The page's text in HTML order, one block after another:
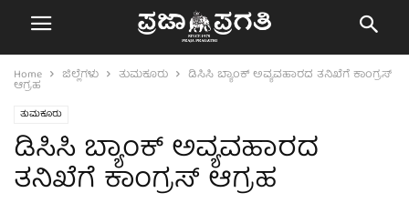
Home ಜಿಲ್ಲೆಗಳು ತುಮಕೂರು ಡಿಸಿಸಿ ಬ್ಯಾಂಕ್ ಅವ್ಯವಹಾರದ ತನಿಖೆಗೆ ಕಾಂಗ್ರಸ್
ಆಗ್ರಹ
ತುಮಕೂರು
ಡಿಸಿಸಿ ಬ್ಯಾಂಕ್ ಅವ್ಯವಹಾರದ
ತನಿಖೆಗೆ ಕಾಂಗ್ರಸ್ ಆಗ್ರಹ